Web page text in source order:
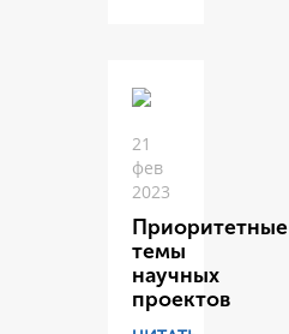
21
фев
2023
Приоритетные
темы
научных
проектов